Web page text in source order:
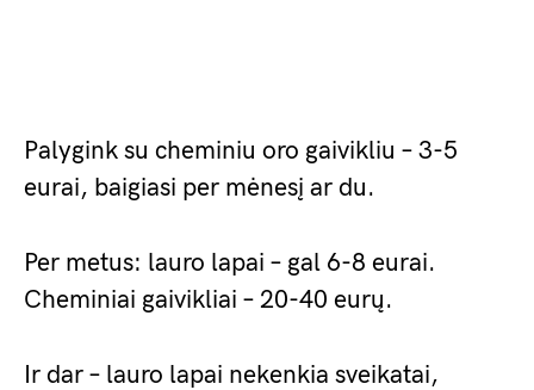
Palygink su cheminiu oro gaivikliu – 3-5
eurai, baigiasi per mėnesį ar du.
Per metus: lauro lapai – gal 6-8 eurai.
Cheminiai gaivikliai – 20-40 eurų.
Ir dar – lauro lapai nekenkia sveikatai,